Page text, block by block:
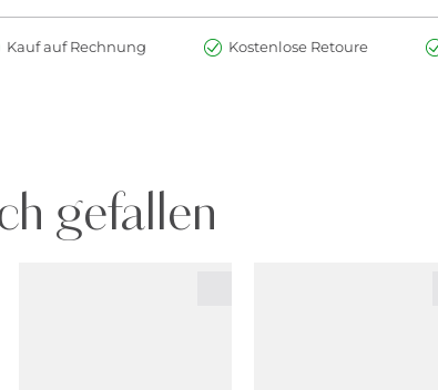
Kauf auf Rechnung Kostenlose Retoure
gefallen